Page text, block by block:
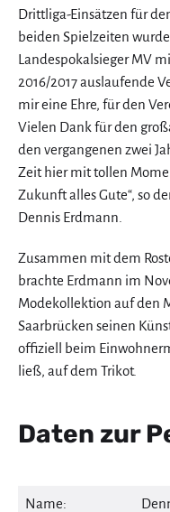
Drittliga-Einsätzen für
beiden Spielzeiten
Landespokalsieger MV
2016/2017 auslaufende
mir eine Ehre, für den
Vielen Dank für den
den vergangenen zwei
Zeit hier mit tollen
Zukunft alles Gute“, so
Dennis Erdmann.
Zusammen mit dem
brachte Erdmann im
Modekollektion auf den
Saarbrücken seinen
offiziell beim
ließ, auf dem Trikot.
Daten zur
Name: